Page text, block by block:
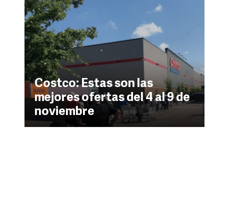
Costco: Estas son las
mejores ofertas del 4 al 9 de
noviembre